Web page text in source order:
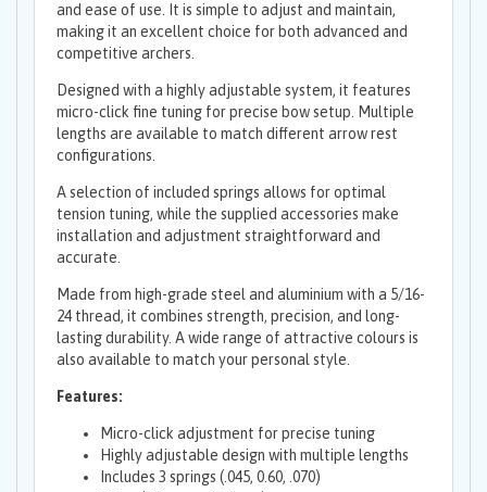
and ease of use. It is simple to adjust and maintain,
making it an excellent choice for both advanced and
competitive archers.
Designed with a highly adjustable system, it features
micro-click fine tuning for precise bow setup. Multiple
lengths are available to match different arrow rest
configurations.
A selection of included springs allows for optimal
tension tuning, while the supplied accessories make
installation and adjustment straightforward and
accurate.
Made from high-grade steel and aluminium with a 5/16-
24 thread, it combines strength, precision, and long-
lasting durability. A wide range of attractive colours is
also available to match your personal style.
Features:
Micro-click adjustment for precise tuning
Highly adjustable design with multiple lengths
Includes 3 springs (.045, 0.60, .070)